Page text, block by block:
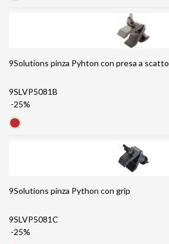
9Solutions pinza Pyhton con presa a scatto
9SLVP5081B
-25%
9Solutions pinza Python con grip
9SLVP5081C
-25%